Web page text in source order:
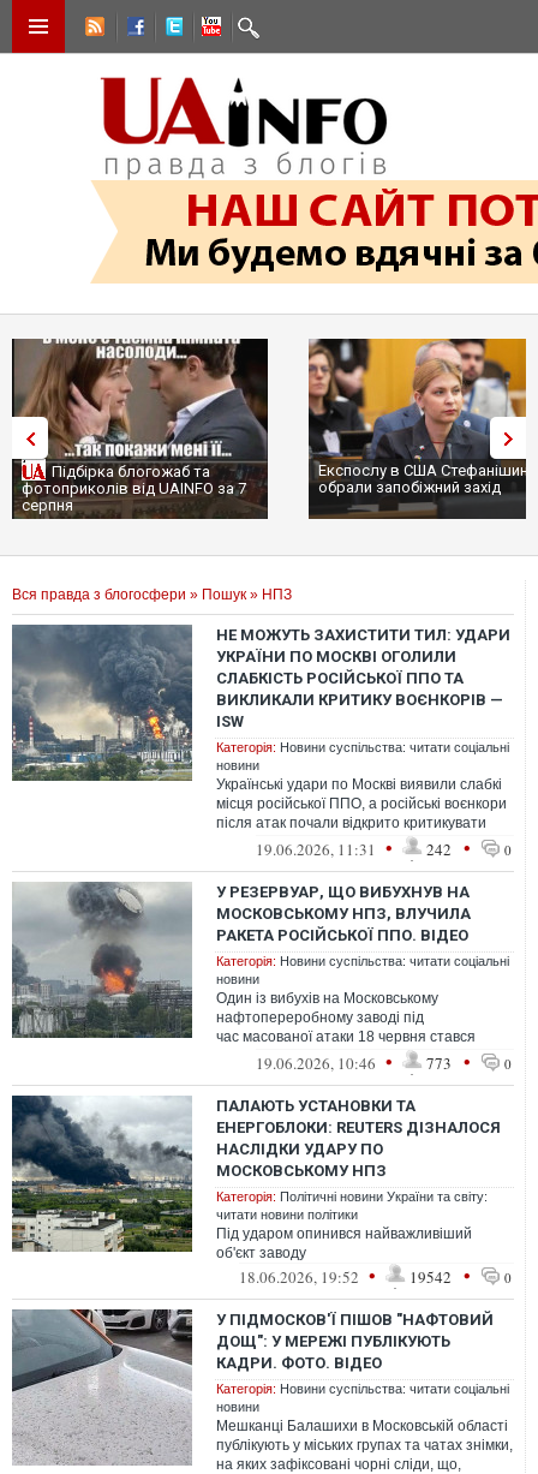
Підбірка блогожаб та
фотоприколів від UAINFO за 7
серпня
Експослу в США
обрали запобіжний захід
Вся правда з блогосфери » Пошук » НПЗ
НЕ МОЖУТЬ ЗАХИСТИТИ ТИЛ: УДАРИ
УКРАЇНИ ПО МОСКВІ ОГОЛИЛИ
СЛАБКІСТЬ РОСІЙСЬКОЇ ППО ТА
ВИКЛИКАЛИ КРИТИКУ ВОЄНКОРІВ —
ISW
Категорія: Новини суспільства: читати соціальні
новини
Українські удари по Москві виявили слабкі
місця російської ППО, а російські воєнкори
після атак почали відкрито критикувати
цензуру та нездатність вла...
19.06.2026, 11:31 • 242 • 0
У РЕЗЕРВУАР, ЩО ВИБУХНУВ НА
МОСКОВСЬКОМУ НПЗ, ВЛУЧИЛА
РАКЕТА РОСІЙСЬКОЇ ППО. ВІДЕО
Категорія: Новини суспільства: читати соціальні
новини
Один із вибухів на Московському
нафтопереробному заводі під
час масованої атаки 18 червня стався
внаслідок влучання ракети російської
системи протипов...
19.06.2026, 10:46 • 773 • 0
ПАЛАЮТЬ УСТАНОВКИ ТА
ЕНЕРГОБЛОКИ: REUTERS ДІЗНАЛОСЯ
НАСЛІДКИ УДАРУ ПО
МОСКОВСЬКОМУ НПЗ
Категорія: Політичні новини України та світу:
читати новини політики
Під ударом опинився найважливіший
об'єкт заводу
18.06.2026, 19:52 • 19542 • 0
У ПІДМОСКОВ'Ї ПІШОВ "НАФТОВИЙ
ДОЩ": У МЕРЕЖІ ПУБЛІКУЮТЬ
КАДРИ. ФОТО. ВІДЕО
Категорія: Новини суспільства: читати соціальні
новини
Мешканці Балашихи в Московській області
публікують у міських групах та чатах знімки,
на яких зафіксовані чорні сліди, що,